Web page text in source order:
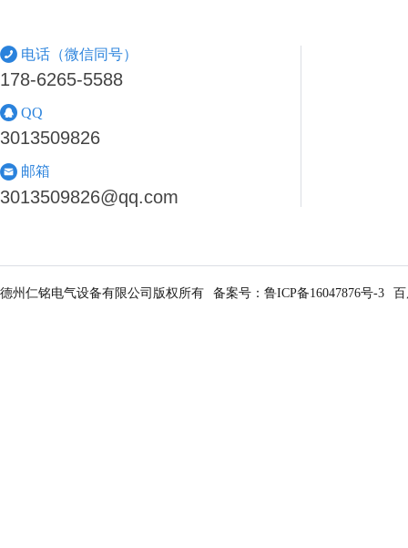
电话（微信同号）
178-6265-5588
QQ
3013509826
邮箱
3013509826@qq.com
德州仁铭电气设备有限公司版权所有 备案号： 鲁ICP备16047876号-3